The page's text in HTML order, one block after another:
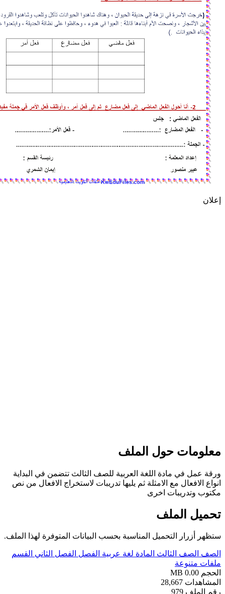
حول الملف
في مادة اللغة العربية للصف الثالث تتضمن في البداية
مع الامثلة ثم يليها تدريبات لاستخراج الافعال من نص
اخرى
الملف
التحميل المناسبة بحسب البيانات المتوفرة لهذا الملف.
الثالث المادة لغة عربية الفصل الفصل الثاني القسم
0.00
28,667
979